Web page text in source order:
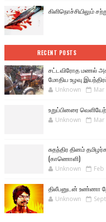
கிளிநொச்சியிலும்
RECENT POSTS
சட்டவிரோத மணல்
மோதிய உழவு
Unknown Mar
உறுப்பினரை
Unknown Mar
சுதந்திர தினம்
(காணொளி)
Unknown Feb
திலீபனுடன் உண்ணா
Unknown